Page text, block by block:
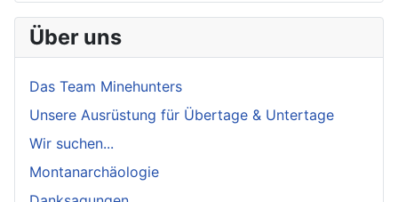
Über uns
Das Team Minehunters
Unsere Ausrüstung für Übertage & Untertage
Wir suchen...
Montanarchäologie